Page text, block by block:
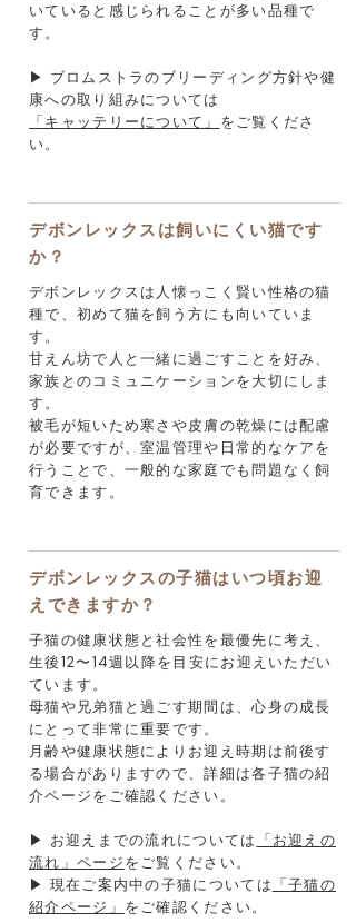
いていると感じられることが多い品種で
す。
▶ ブロムストラのブリーディング方針や健
康への取り組みについては
「キャッテリーについて」 をご覧くださ
い。
デボンレックスは飼いにくい猫です
か？
デボンレックスは人懐っこく賢い性格の猫
種で、初めて猫を飼う方にも向いていま
す。
甘えん坊で人と一緒に過ごすことを好み、
家族とのコミュニケーションを大切にしま
す。
被毛が短いため寒さや皮膚の乾燥には配慮
が必要ですが、室温管理や日常的なケアを
行うことで、一般的な家庭でも問題なく飼
育できます。
デボンレックスの子猫はいつ頃お迎
えできますか？
子猫の健康状態と社会性を最優先に考え、
生後12〜14週以降を目安にお迎えいただい
ています。
母猫や兄弟猫と過ごす期間は、心身の成長
にとって非常に重要です。
月齢や健康状態によりお迎え時期は前後す
る場合がありますので、詳細は各子猫の紹
介ページをご確認ください。
▶ お迎えまでの流れについては 「お迎えの
流れ」ページをご覧ください。
▶ 現在ご案内中の子猫については 「子猫の
紹介ページ」 をご確認ください。